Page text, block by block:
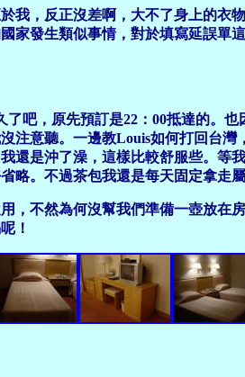
我，反正沒差啊，大不了身上的衣
家發生類似事情，對於填寫延誤單
吧，原先預訂是22：00抵達的。
注意聽。一邊教Louis如何打回台
還是沖了澡，這樣比較舒服些。
略。不過茶包我還是每天固定拿走
不然為何沒幫我們準備一壺放在
！